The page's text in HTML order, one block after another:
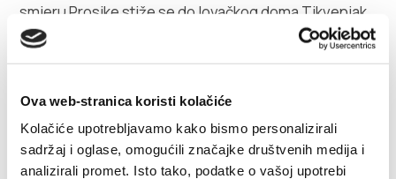
Ova web-stranica koristi kolačiće
Kolačiće upotrebljavamo kako bismo personalizirali
sadržaj i oglase, omogućili značajke društvenih medija i
analizirali promet. Isto tako, podatke o vašoj upotrebi
smjeru Prosike stiže se do lovačkog doma Tikvenjak,
smještenog u lovištu o kojem se brine Lovačko
društvo Donja Kaštela.
Izvanredne plaže, hoteli Resnik i Adria, kamp i
privatni smještaj garancija su ugodnog boravka
svakom turistu koji se nađe u Kaštel Štafiliću.